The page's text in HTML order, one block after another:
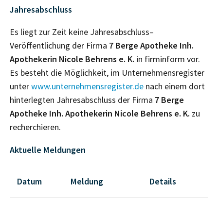
Jahresabschluss
Es liegt zur Zeit keine Jahresabschluss–
Veröffentlichung der Firma 7 Berge Apotheke Inh.
Apothekerin Nicole Behrens e. K. in firminform vor.
Es besteht die Möglichkeit, im Unternehmensregister
unterwww.unternehmensregister.de nach einem dort
hinterlegten Jahresabschluss der Firma 7 Berge
Apotheke Inh. Apothekerin Nicole Behrens e. K. zu
recherchieren.
Aktuelle Meldungen
Datum Meldung Details